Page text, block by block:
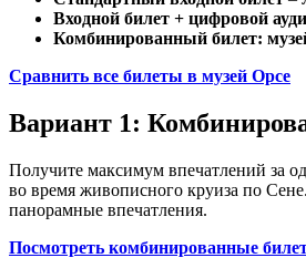
Входной билет + цифровой
Комбинированный билет:
Сравнить все билеты в музей Орсе
Вариант 1:
Получите максимум впечатлений за
во время живописного круиза по
панорамные впечатления.
Посмотреть комбинированные